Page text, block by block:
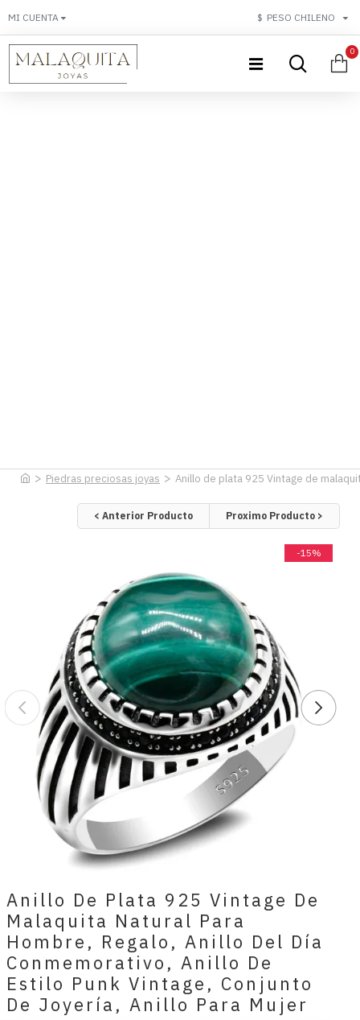
MI CUENTA $ PESO CHILENO
0
Piedras preciosas joyas Anillo de plata 925 Vintage de
< Anterior Producto Proximo Producto >
-15%
Anillo De Plata 925 Vintage De
Malaquita Natural Para
Hombre, Regalo, Anillo Del Día
Conmemorativo, Anillo De
Estilo Punk Vintage, Conjunto
De Joyería, Anillo Para Mujer